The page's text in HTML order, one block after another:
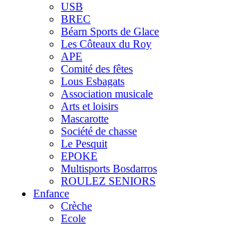
USB
BREC
Béarn Sports de Glace
Les Côteaux du Roy
APE
Comité des fêtes
Lous Esbagats
Association musicale
Arts et loisirs
Mascarotte
Société de chasse
Le Pesquit
EPOKE
Multisports Bosdarros
ROULEZ SENIORS
Enfance
Crèche
Ecole